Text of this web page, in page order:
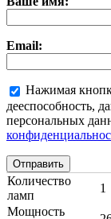
Email:
Нажимая
дееспособность,
персональных
Количество
ламп
1
Мощность